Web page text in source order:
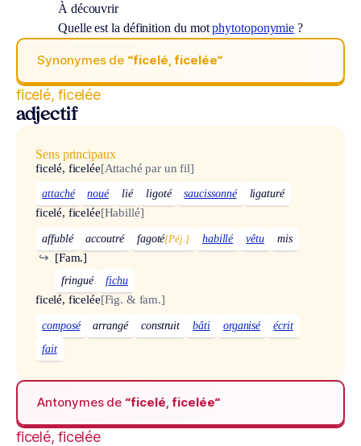
À découvrir
Quelle est la définition du motphytotoponymie ?
Synonymes de “ficelé, ficelée“
ficelé, ficelée
adjectif
Sens principaux
ficelé, ficelée[Attaché par un fil]
attaché noué lié ligoté saucissonné ligaturé
ficelé, ficelée[Habillé]
affublé accoutré fagoté[Péj.] habillé vêtu mis
[Fam.]
↪
fringué fichu
ficelé, ficelée[Fig. & fam.]
composé arrangé construit bâti organisé
écrit
fait
Antonymes de “ficelé, ficelée“
ficelé, ficelée